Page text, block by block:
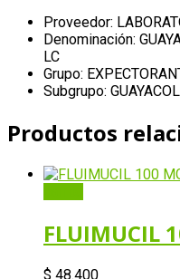
Proveedor:
Denominación:
LC
Grupo:
Subgrupo:
Productos
FLUIMUCIL
$ 48.400